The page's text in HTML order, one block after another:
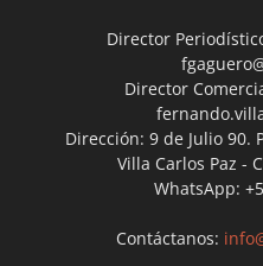
Director
Director
Dirección: 9 de Julio 90.
Villa Carlos Paz -
WhatsApp:
Contáctanos: